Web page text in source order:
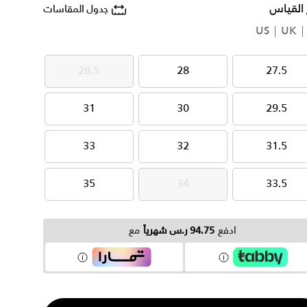
القياس جدول المقاسات
UK
US
27.5
27.5
28
28
28.5
28.5
29.5
29.5
30
30
31
31
31.5
31.5
32
32
33
33
33.5
33.5
34
34
35
35
ادفع 94.75 ر.س شهرياً مع